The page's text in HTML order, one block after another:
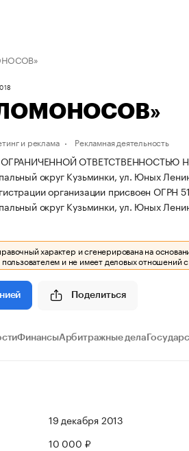
и реклама Рекламная деятельность
ОТВЕТСТВЕННОСТЬЮ
округ Кузьминки, ул. Юных
организации присвоен ОГРН
округ Кузьминки, ул. Юных
характер и сгенерирована на
пользователем и не имеет деловых отношений
Поделиться
ФинансыАрбитражные дела
19 декабря 2013
10 000 ₽